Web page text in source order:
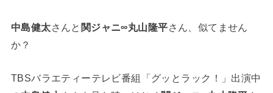
中島健太さんと 関ジャニ∞丸山隆平さん、似てません
か？
TBSバラエティーテレビ番組「グッとラック！」出演中